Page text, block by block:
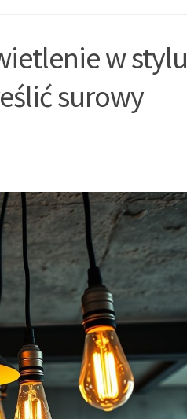
w stylu
surowy